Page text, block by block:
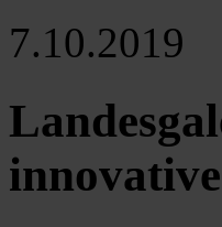
7.10.2019